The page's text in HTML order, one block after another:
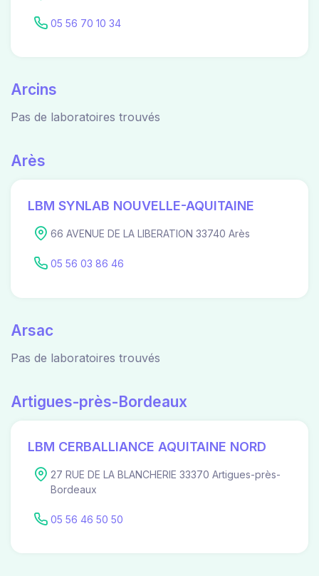
05 56 70 10 34
Arcins
Pas de laboratoires trouvés
Arès
LBM SYNLAB NOUVELLE-AQUITAINE
66 AVENUE DE LA LIBERATION 33740 Arès
05 56 03 86 46
Arsac
Pas de laboratoires trouvés
Artigues-près-Bordeaux
LBM CERBALLIANCE AQUITAINE NORD
27 RUE DE LA BLANCHERIE 33370 Artigues-près-
Bordeaux
05 56 46 50 50